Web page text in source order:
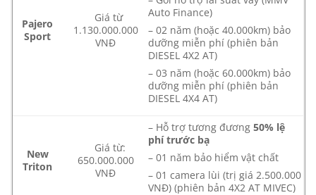
Pajero
Sport
Giá từ
1.130.000.000
VNĐ
Auto Finance)
– 02 năm (hoặc 40.000km) bảo
dưỡng miễn phí (phiên bản
DIESEL 4X2 AT)
– 03 năm (hoặc 60.000km) bảo
dưỡng miễn phí (phiên bản
DIESEL 4X4 AT)
New
Triton
Giá từ:
650.000.000
VNĐ
– Hỗ trợ tương đương50% lệ
phí trước bạ
– 01 năm bảo hiểm vật chất
– 01 camera lùi (trị giá 2.500.000
VNĐ) (phiên bản 4X2 AT MIVEC)